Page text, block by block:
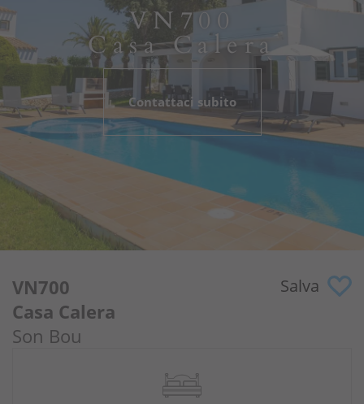
Minorca
Offerte
Perché noi?
Proprietari
Portale
VN700
Casa Calera
Contattaci subito
Son Bou
VN700
Casa Calera
Salva